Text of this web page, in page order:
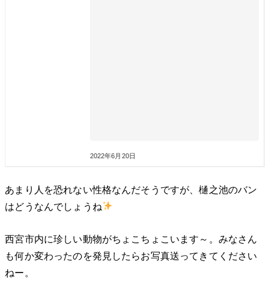
2022年6月20日
あまり人を恐れない性格なんだそうですが、樋之池のバン
はどうなんでしょうね
西宮市内に珍しい動物がちょこちょこいます～。みなさん
も何か変わったのを発見したらお写真送ってきてください
ねー。